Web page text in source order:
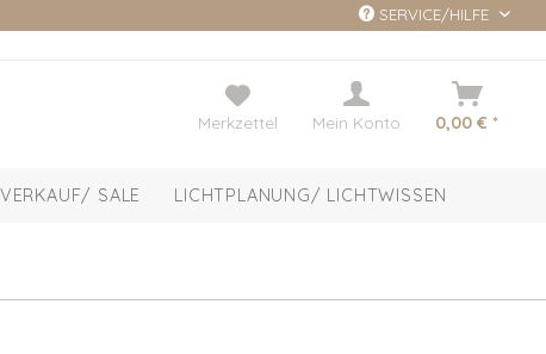
SERVICE/HILFE
Merkzettel Mein Konto 0,00 € *
SALE LICHTPLANUNG/ LICHTWISSEN